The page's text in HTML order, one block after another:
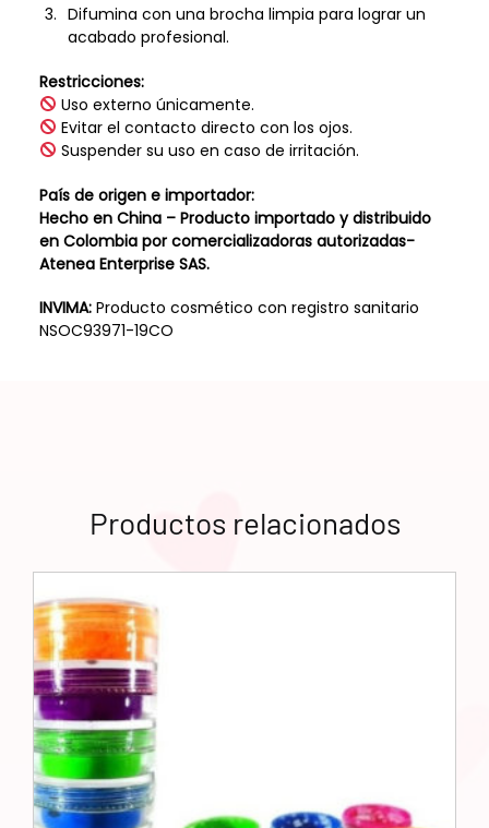
Difumina con una brocha limpia para lograr un
acabado profesional.
Restricciones:
Uso externo únicamente.
Evitar el contacto directo con los ojos.
Suspender su uso en caso de irritación.
País de origen e importador:
Hecho en China – Producto importado y distribuido
en Colombia por comercializadoras autorizadas-
Atenea Enterprise SAS.
INVIMA:Producto cosmético con registro sanitario
NSOC93971-19CO
Productos relacionados